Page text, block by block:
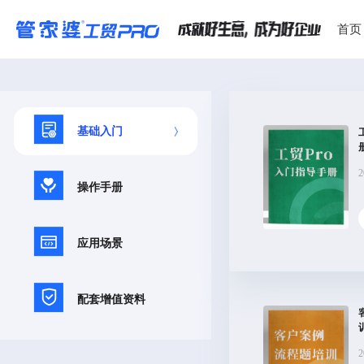
首页
基础入门
操作手册
应用场景
配套增值资料